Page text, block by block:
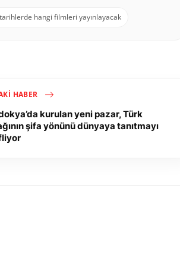
hangi filmleri yayınlayacak
HABER
kurulan yeni pazar, Türk
şifa yönünü dünyaya tanıtmayı